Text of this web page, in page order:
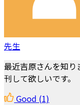
先生
最近吉原さんを知
刊して欲しいです。
Good (1)